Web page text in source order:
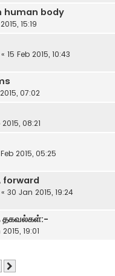
human body
15:19
« 15 Feb 2015, 10:43
07:02
08:21
2015, 05:25
forward
« 30 Jan 2015, 19:24
தகவல்கள்:-
19:01